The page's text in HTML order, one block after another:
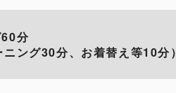
分
ング30分、お着替え等10分）